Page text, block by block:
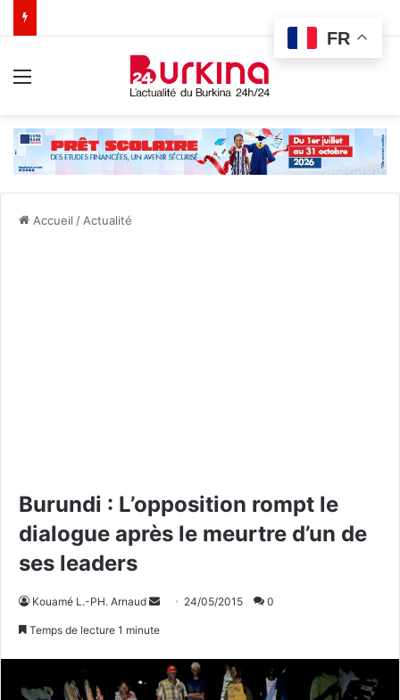
Accueil / Actualité
Burundi : L’opposition rompt le
dialogue après le meurtre d’un de
ses leaders
Kouamé L.-PH. Arnaud
y
24/05/2015 0
Temps de lecture 1 minute
FR